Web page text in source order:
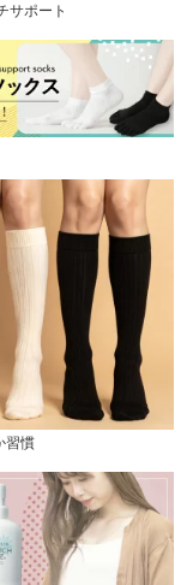
サポート
習慣